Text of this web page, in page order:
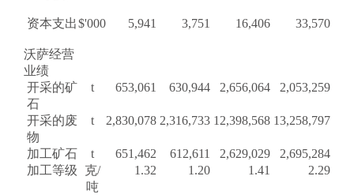
资本支出$'000 5,941 3,751 16,406 33,570
沃萨经营
业绩
开采的矿
石
t 653,061 630,944 2,656,064 2,053,259
开采的废
物
t 2,830,078 2,316,733 12,398,568 13,258,797
加工矿石 t 651,462 612,611 2,629,029
2,695,284
加工等级
克/
吨
1.32 1.20 1.41 2.29